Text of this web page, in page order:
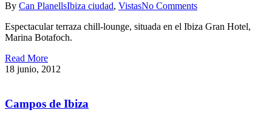
By Can PlanellsIbiza ciudad, VistasNo Comments
Espectacular terraza chill-lounge, situada en el Ibiza Gran Hotel,
Marina Botafoch.
Read More
18 junio, 2012
Campos de Ibiza